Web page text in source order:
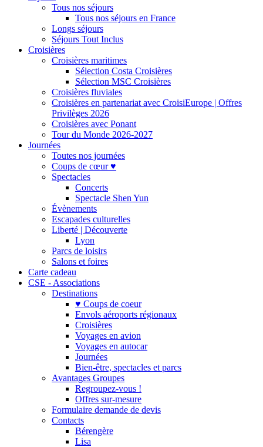
Tous nos séjours
Tous nos séjours en France
Longs séjours
Séjours Tout Inclus
Croisières
Croisières maritimes
Sélection Costa Croisières
Sélection MSC Croisières
Croisières fluviales
Croisières en partenariat avec CroisiEurope | Offres
Privilèges 2026
Croisières avec Ponant
Tour du Monde 2026-2027
Journées
Toutes nos journées
Coups de cœur ♥
Spectacles
Concerts
Spectacle Shen Yun
Évènements
Escapades culturelles
Liberté | Découverte
Lyon
Parcs de loisirs
Salons et foires
Carte cadeau
CSE - Associations
Destinations
♥ Coups de coeur
Envols aéroports régionaux
Croisières
Voyages en avion
Voyages en autocar
Journées
Bien-être, spectacles et parcs
Avantages Groupes
Regroupez-vous !
Offres sur-mesure
Formulaire demande de devis
Contacts
Bérengère
Lisa